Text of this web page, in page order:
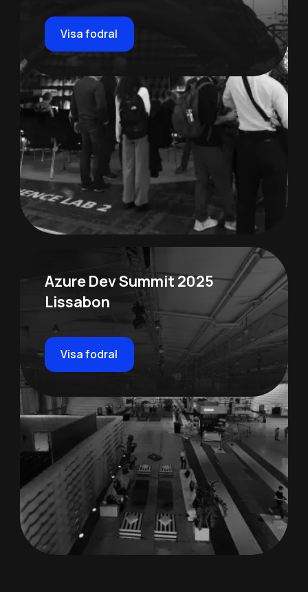
Visa fodral
Azure Dev Summit 2025
Lissabon
Visa fodral